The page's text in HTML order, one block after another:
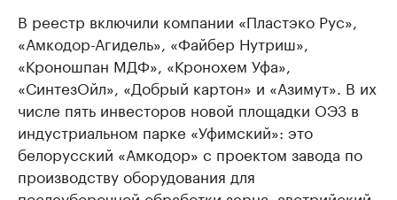
В реестр включили компании «Пластэко Рус»,
«Амкодор-Агидель», «Файбер Нутриш»,
«Кроношпан МДФ», «Кронохем Уфа»,
«СинтезОйл», «Добрый картон» и «Азимут». В их
числе пять инвесторов новой площадки ОЭЗ в
индустриальном парке «Уфимский»: это
белорусский «Амкодор» с проектом завода по
производству оборудования для